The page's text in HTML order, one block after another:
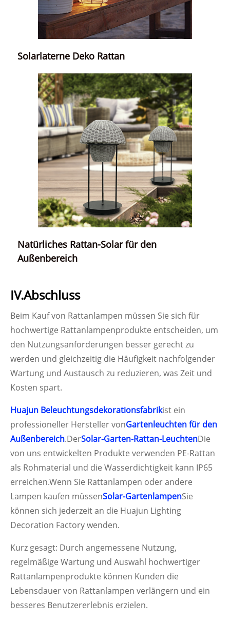
Solarlaterne Deko Rattan
Natürliches Rattan-Solar für den
Außenbereich
IV.Abschluss
Beim Kauf von Rattanlampen müssen Sie sich für
hochwertige Rattanlampenprodukte entscheiden, um
den Nutzungsanforderungen besser gerecht zu
werden und gleichzeitig die Häufigkeit nachfolgender
Wartung und Austausch zu reduzieren, was Zeit und
Kosten spart.
Huajun Beleuchtungsdekorationsfabrikist ein
professioneller Hersteller vonGartenleuchten für den
Außenbereich.DerSolar-Garten-Rattan-LeuchtenDie
von uns entwickelten Produkte verwenden PE-Rattan
als Rohmaterial und die Wasserdichtigkeit kann IP65
erreichen.Wenn Sie Rattanlampen oder andere
Lampen kaufen müssenSolar-GartenlampenSie
können sich jederzeit an die Huajun Lighting
Decoration Factory wenden.
Kurz gesagt: Durch angemessene Nutzung,
regelmäßige Wartung und Auswahl hochwertiger
Rattanlampenprodukte können Kunden die
Lebensdauer von Rattanlampen verlängern und ein
besseres Benutzererlebnis erzielen.